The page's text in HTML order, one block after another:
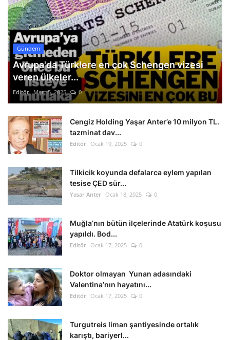
Gündem
Avrupa'da Türklere en çok Schengen vizesi
veren ülkeler...
Editör Mart 5, 2025 0
Cengiz Holding Yaşar Anter’e 10 milyon TL.
tazminat dav...
Editör Ocak 19, 2025 0
Tilkicik koyunda defalarca eylem yapılan
tesise ÇED sür...
Yasar Anter Ocak 18, 2025 0
Muğla’nın bütün ilçelerinde Atatürk koşusu
yapıldı. Bod...
Editör Ocak 17, 2025 0
Doktor olmayan Yunan adasındaki
Valentina’nın hayatını...
Editör Ocak 17, 2025 0
Turgutreis liman şantiyesinde ortalık
karıştı, bariyerl...